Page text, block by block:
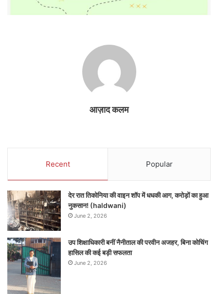
आज़ाद कलम
Recent Popular
देर रात तिकोनिया की वाइन शॉप में धधकी आग, करोड़ों का हुआ
नुकसान! (haldwani)
June 2, 2026
उप शिक्षाधिकारी बनीं नैनीताल की परवीन अजहर, बिना कोचिंग
हासिल की कई बड़ी सफलता
June 2, 2026